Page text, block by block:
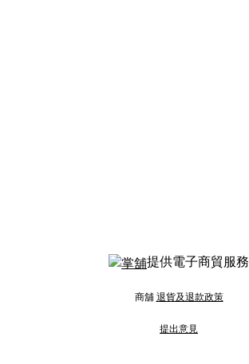
提供電子商貿服務
商舖 退貨及退款政策
提出意見